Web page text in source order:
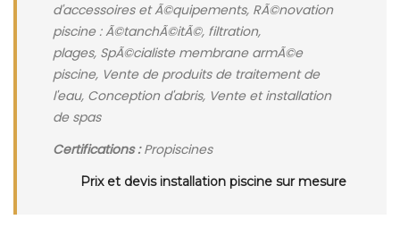
d'accessoires et Ã©quipements, RÃ©novation
piscine : Ã©tanchÃ©itÃ©, filtration,
plages, SpÃ©cialiste membrane armÃ©e
piscine, Vente de produits de traitement de
l'eau, Conception d'abris, Vente et installation
de spas
Certifications :Propiscines
Prix et devis installation piscine sur mesure